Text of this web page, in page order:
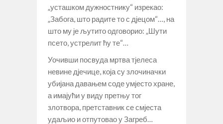
„усташком дужностнику“ изрекао:
„Забога, што радите то с дјецом“…, на
што му је љутито одговорио: „Шути
псето, устрелит ћу те“…
Уочивши посвуда мртва тјелеса
невине дјечице, која су злочиначки
убијана давањем соде умјесто хране,
а имајући у виду претњу тог
злотвора, претставник се смјеста
удаљио и отпутовао у Загреб…